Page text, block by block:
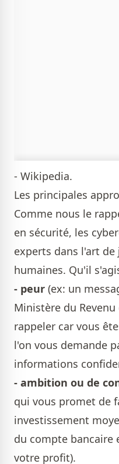
- Wikipedia.
Les principales
Comme nous le
en sécurité, les
experts dans l'art
humaines. Qu'il
- peur (ex: un
Ministère du
rappeler car vous
l'on vous demande
informations
- ambition ou de
qui vous promet de
investissement
du compte bancaire
votre profit).